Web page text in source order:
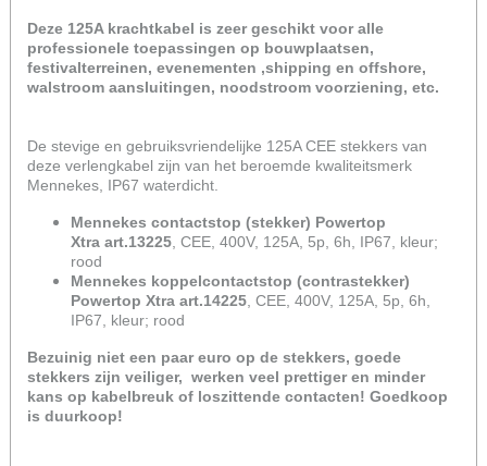
Deze 125A krachtkabel is zeer geschikt voor alle
professionele toepassingen op bouwplaatsen,
festivalterreinen, evenementen ,shipping en offshore,
walstroom aansluitingen, noodstroom voorziening, etc.
De stevige en gebruiksvriendelijke 125A CEE stekkers van
deze verlengkabel zijn van het beroemde kwaliteitsmerk
Mennekes, IP67 waterdicht.
Mennekes contactstop (stekker) Powertop
Xtra art.13225 , CEE, 400V, 125A, 5p, 6h, IP67, kleur;
rood
Mennekes koppelcontactstop (contrastekker)
Powertop Xtra art.14225 , CEE, 400V, 125A, 5p, 6h,
IP67, kleur; rood
Bezuinig niet een paar euro op de stekkers, goede
stekkers zijn veiliger, werken veel prettiger en minder
kans op kabelbreuk of loszittende contacten! Goedkoop
is duurkoop!